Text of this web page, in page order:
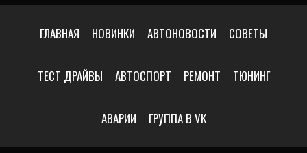
ГЛАВНАЯ НОВИНКИ АВТОНОВОСТИ СОВЕТЫ
ТЕСТ ДРАЙВЫ АВТОСПОРТ РЕМОНТ ТЮНИНГ
АВАРИИ ГРУППА В VK